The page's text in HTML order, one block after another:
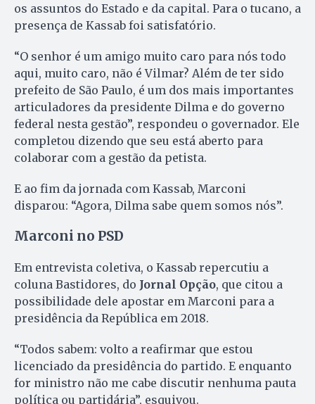
os assuntos do Estado e da capital. Para o tucano, a
presença de Kassab foi satisfatório.
“O senhor é um amigo muito caro para nós todo
aqui, muito caro, não é Vilmar? Além de ter sido
prefeito de São Paulo, é um dos mais importantes
articuladores da presidente Dilma e do governo
federal nesta gestão”, respondeu o governador. Ele
completou dizendo que seu está aberto para
colaborar com a gestão da petista.
E ao fim da jornada com Kassab, Marconi
disparou: “Agora, Dilma sabe quem somos nós”.
Marconi no PSD
Em entrevista coletiva, o Kassab repercutiu a
coluna Bastidores, do Jornal Opção, que citou a
possibilidade dele apostar em Marconi para a
presidência da República em 2018.
“Todos sabem: volto a reafirmar que estou
licenciado da presidência do partido. E enquanto
for ministro não me cabe discutir nenhuma pauta
política ou partidária”, esquivou.